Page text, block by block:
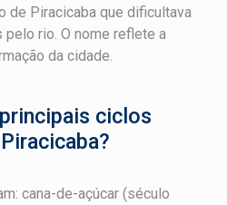
de Piracicaba que dificultava
rio. O nome reflete a
da cidade.
ciclos
cana-de-açúcar (século